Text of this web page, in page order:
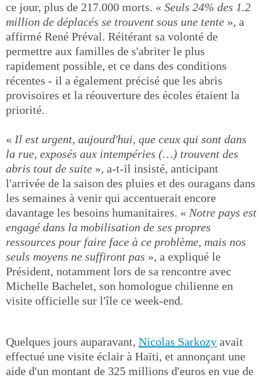
ce jour, plus de 217.000 morts. « Seuls 24% des 1.2
million de déplacés se trouvent sous une tente », a
affirmé René Préval. Réitérant sa volonté de
permettre aux familles de s'abriter le plus
rapidement possible, et ce dans des conditions
récentes - il a également précisé que les abris
provisoires et la réouverture des écoles étaient la
priorité.
« Il est urgent, aujourd'hui, que ceux qui sont dans
la rue, exposés aux intempéries (…) trouvent des
abris tout de suite », a-t-il insisté, anticipant
l'arrivée de la saison des pluies et des ouragans dans
les semaines à venir qui accentuerait encore
davantage les besoins humanitaires. « Notre pays est
engagé dans la mobilisation de ses propres
ressources pour faire face à ce problème, mais nos
seuls moyens ne suffiront pas », a expliqué le
Président, notamment lors de sa rencontre avec
Michelle Bachelet, son homologue chilienne en
visite officielle sur l'île ce week-end.
Quelques jours auparavant, Nicolas Sarkozy avait
effectué une visite éclair à Haïti, et annonçant une
aide d'un montant de 325 millions d'euros en vue de